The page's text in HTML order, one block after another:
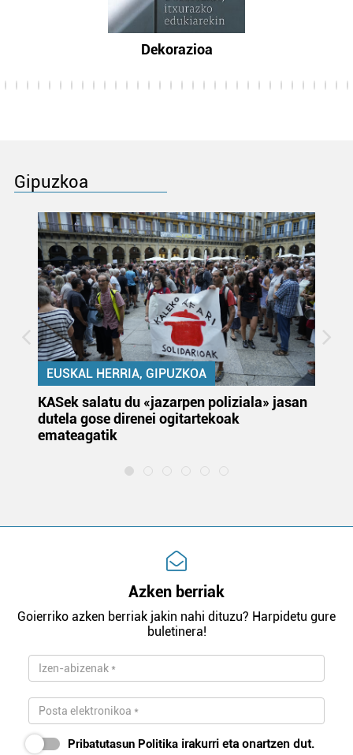
Dekorazioa
Gipuzkoa
EUSKAL HERRIA, GIPUZKOA
KASek salatu du «jazarpen poliziala» jasan
dutela gose direnei ogitartekoak
emateagatik
Azken berriak
Goierriko azken berriak jakin nahi dituzu? Harpidetu gure
buletinera!
Pribatutasun Politika irakurri eta onartzen dut.